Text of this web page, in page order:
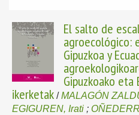
El salto de
agroecológico:
Gipuzkoa y
Gipuzkoako eta
ikerketak /MALAGÓN
EGIGUREN, Irati ;